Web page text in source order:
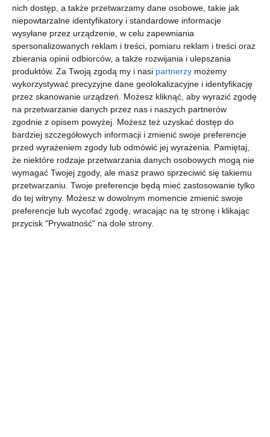
nich dostęp, a także przetwarzamy dane osobowe, takie jak
niepowtarzalne identyfikatory i standardowe informacje
wysyłane przez urządzenie, w celu zapewniania
spersonalizowanych reklam i treści, pomiaru reklam i treści oraz
zbierania opinii odbiorców, a także rozwijania i ulepszania
produktów. Za Twoją zgodą my i nasi partnerzy możemy
wykorzystywać precyzyjne dane geolokalizacyjne i identyfikację
przez skanowanie urządzeń. Możesz kliknąć, aby wyrazić zgodę
na przetwarzanie danych przez nas i naszych partnerów
zgodnie z opisem powyżej. Możesz też uzyskać dostęp do
bardziej szczegółowych informacji i zmienić swoje preferencje
przed wyrażeniem zgody lub odmówić jej wyrażenia.
Pamiętaj,
że niektóre rodzaje przetwarzania danych osobowych mogą nie
wymagać Twojej zgody, ale masz prawo sprzeciwić się takiemu
przetwarzaniu. Twoje preferencje będą mieć zastosowanie tylko
do tej witryny. Możesz w dowolnym momencie zmienić swoje
preferencje lub wycofać zgodę, wracając na tę stronę i klikając
przycisk "Prywatność" na dole strony.
chcą zadbać o zdrowie swoich zębów w bezpieczny i
skuteczny sposób. https://ortodonta.tychy.pl/
REKLAMA